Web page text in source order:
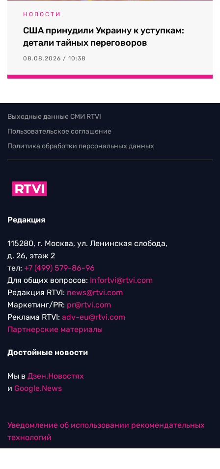
НОВОСТИ
США принудили Украину к уступкам:
детали тайных переговоров
08.08.2026 / 10:38
Выходные данные СМИ RTVI
Пользовательское соглашение
Политика обработки персональных данных
Редакция
115280, г. Москва, ул. Ленинская слобода,
д. 26, этаж 2
тел: +7 (499) 579-86-96
Для общих вопросов: Infortvi@rtvi.com
Редакция RTVI: news@rtvi.com
Маркетинг/PR: pr@rtvi.com
Реклама RTVI: adv-eu@rtvi.com
Партнерские материалы
Достойные новости
Мы в Дзен.Новостях
и Google.News
Уведомление об использовании рекомендательных
технологий